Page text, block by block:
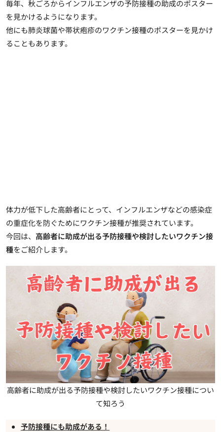
毎年、秋ごろからインフルエンザの予防接種の助成のポスター
を見かけるようになります。
他にも肺炎球菌や帯状疱疹のワクチン接種のポスターを見かけ
ることもあります。
体力が低下した高齢者にとって、インフルエンザなどの感染症
の重症化を防ぐためにワクチン接種が推奨されています。
今回は、 高齢者に助成が出る予防接種や検討したいワクチン接
種をご紹介します。
高齢者に助成が出る予防接種や検討したいワクチン接種につい
て知ろう
予防接種にも助成がある！